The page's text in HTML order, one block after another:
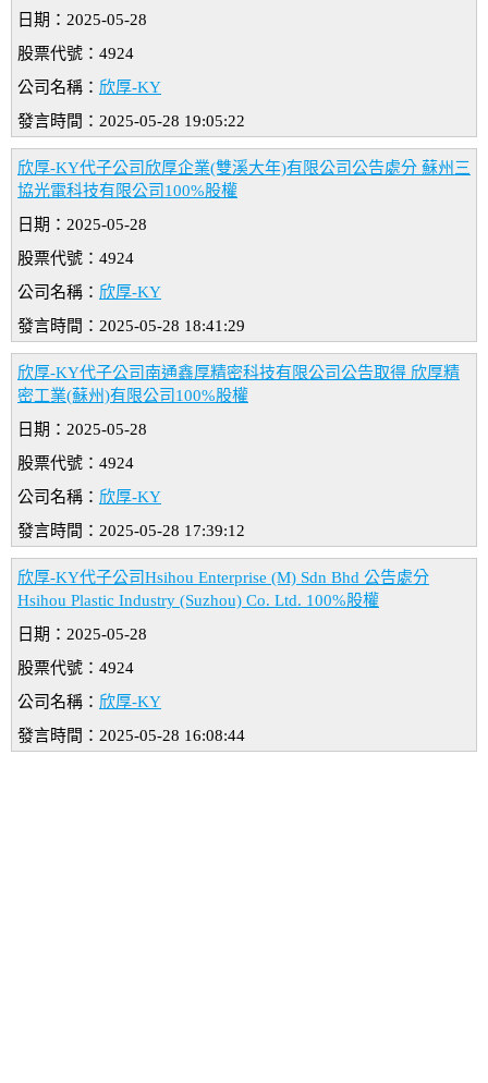
日期：2025-05-28
股票代號：4924
公司名稱： 欣厚-KY
發言時間：2025-05-28 19:05:22
欣厚-KY代子公司欣厚企業(雙溪大年)有限公司公告處分 蘇州三
協光電科技有限公司100%股權
日期：2025-05-28
股票代號：4924
公司名稱： 欣厚-KY
發言時間：2025-05-28 18:41:29
欣厚-KY代子公司南通鑫厚精密科技有限公司公告取得 欣厚精
密工業(蘇州)有限公司100%股權
日期：2025-05-28
股票代號：4924
公司名稱： 欣厚-KY
發言時間：2025-05-28 17:39:12
欣厚-KY代子公司Hsihou Enterprise (M) Sdn Bhd 公告處分
Hsihou Plastic Industry (Suzhou) Co. Ltd. 100%股權
日期：2025-05-28
股票代號：4924
公司名稱： 欣厚-KY
發言時間：2025-05-28 16:08:44